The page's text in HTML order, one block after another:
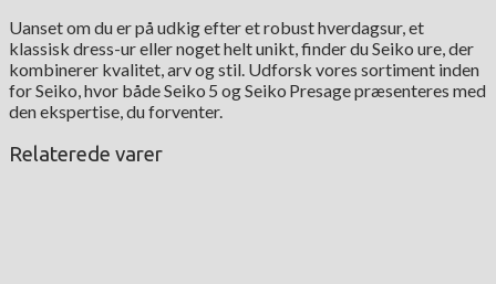
Uanset om du er på udkig efter et robust hverdagsur, et
klassisk dress-ur eller noget helt unikt, finder du Seiko ure, der
kombinerer kvalitet, arv og stil. Udforsk vores sortiment inden
for Seiko, hvor både Seiko 5 og Seiko Presage præsenteres med
den ekspertise, du forventer.
Relaterede varer